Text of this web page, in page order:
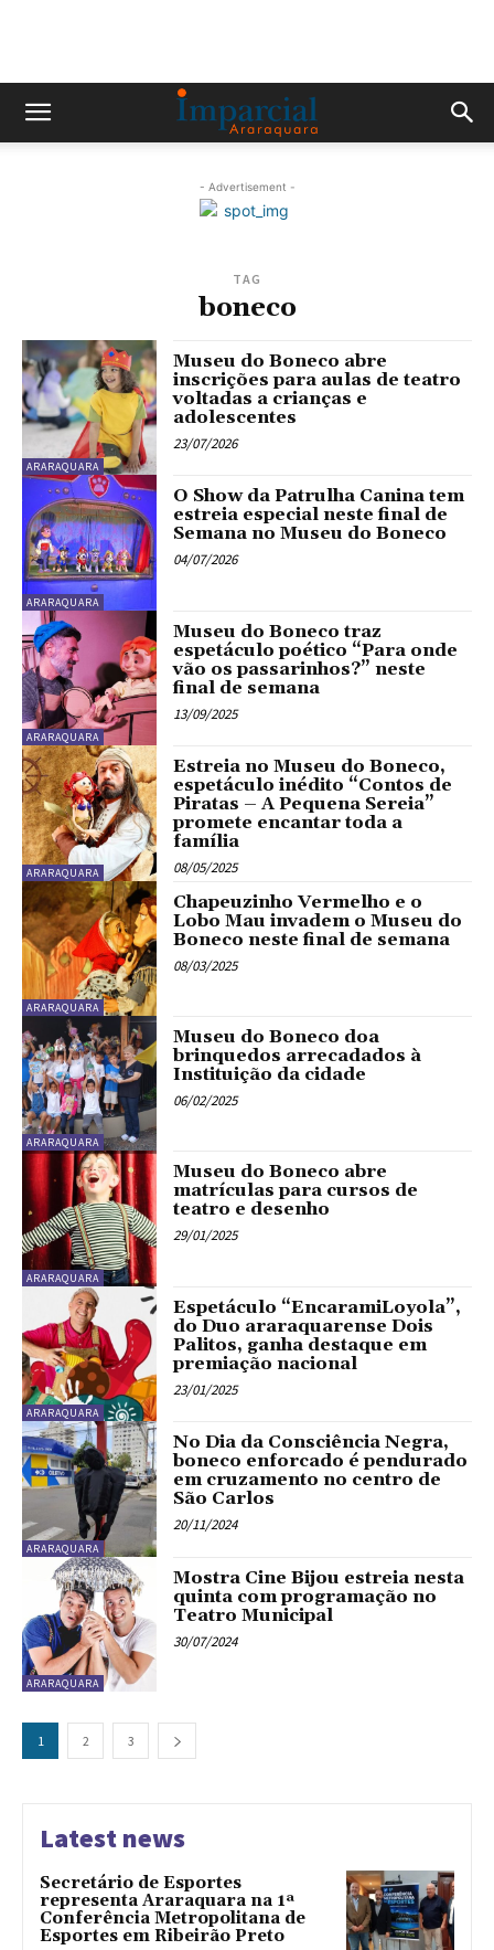
- Advertisement -
TAG
boneco
ARARAQUARA
Museu do Boneco abre
inscrições para aulas de teatro
voltadas a crianças e
adolescentes
23/07/2026
ARARAQUARA
O Show da Patrulha Canina tem
estreia especial neste final de
Semana no Museu do Boneco
04/07/2026
ARARAQUARA
Museu do Boneco traz
espetáculo poético “Para onde
vão os passarinhos?” neste
final de semana
13/09/2025
ARARAQUARA
Estreia no Museu do Boneco,
espetáculo inédito “Contos de
Piratas – A Pequena Sereia”
promete encantar toda a
família
08/05/2025
ARARAQUARA
Chapeuzinho Vermelho e o
Lobo Mau invadem o Museu do
Boneco neste final de semana
08/03/2025
ARARAQUARA
Museu do Boneco doa
brinquedos arrecadados à
Instituição da cidade
06/02/2025
ARARAQUARA
Museu do Boneco abre
matrículas para cursos de
teatro e desenho
29/01/2025
ARARAQUARA
Espetáculo “EncaramiLoyola”,
do Duo araraquarense Dois
Palitos, ganha destaque em
premiação nacional
23/01/2025
ARARAQUARA
No Dia da Consciência Negra,
boneco enforcado é pendurado
em cruzamento no centro de
São Carlos
20/11/2024
ARARAQUARA
Mostra Cine Bijou estreia nesta
quinta com programação no
Teatro Municipal
30/07/2024
1 2 3
Latest news
Secretário de Esportes
representa Araraquara na 1ª
Conferência Metropolitana de
Esportes em Ribeirão Preto